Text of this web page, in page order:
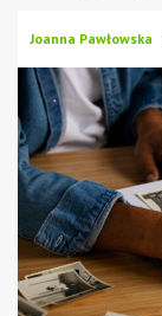
Joanna Pawłowska